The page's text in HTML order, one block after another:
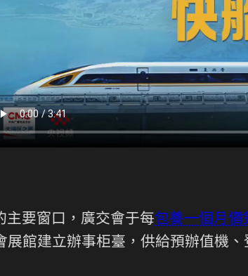
主要窗口，廣交會于每包養一個月價
館建立辦事柜臺，供給預辦值機